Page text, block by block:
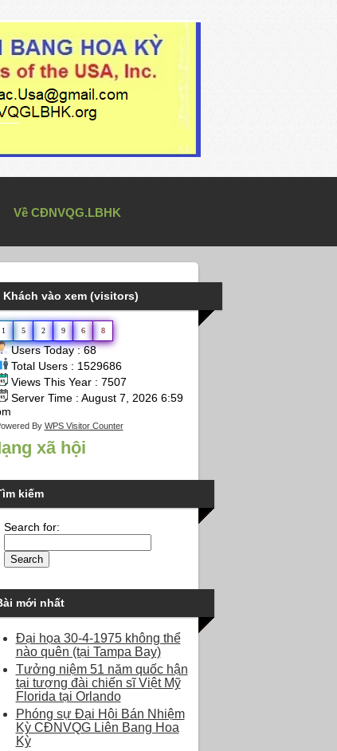
Về CĐNVQG.LBHK
Khách vào xem (visitors)
1 5 2 9 6 8
Users Today : 68
Total Users : 1529686
Views This Year : 7507
Server Time : August 7, 2026 6:59
By WPS Visitor Counter
xã hội
kiếm
Search for:
mới nhất
Đại họa 30-4-1975 không thể
nào quên (tại Tampa Bay)
Tưởng niệm 51 năm quốc hận
tại tượng đài chiến sĩ Việt Mỹ
Florida tại Orlando
Phóng sự Đại Hội Bán Nhiệm
Kỳ CĐNVQG Liên Bang Hoa
Kỳ